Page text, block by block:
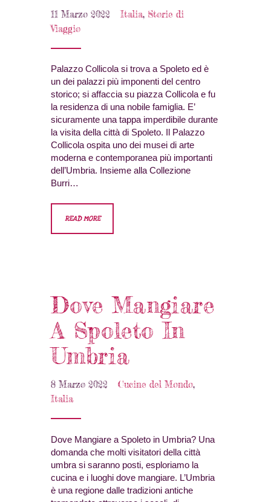
11 Marzo 2022 Italia, Storie di
Viaggio
Palazzo Collicola si trova a Spoleto ed è
un dei palazzi più imponenti del centro
storico; si affaccia su piazza Collicola e fu
la residenza di una nobile famiglia. E’
sicuramente una tappa imperdibile durante
la visita della città di Spoleto. Il Palazzo
Collicola ospita uno dei musei di arte
moderna e contemporanea più importanti
dell’Umbria. Insieme alla Collezione
Burri…
READ MORE
Dove Mangiare
A Spoleto In
Umbria
8 Marzo 2022 Cucine del Mondo,
Italia
Dove Mangiare a Spoleto in Umbria? Una
domanda che molti visitatori della città
umbra si saranno posti, esploriamo la
cucina e i luoghi dove mangiare. L’Umbria
è una regione dalle tradizioni antiche